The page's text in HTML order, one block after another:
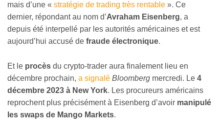
mais d’une « stratégie de trading très rentable ». Ce
dernier, répondant au nom d’Avraham Eisenberg, a
depuis été interpellé par les autorités américaines et est
aujourd’hui accusé de fraude électronique.
Et le procès du crypto-trader aura finalement lieu en
décembre prochain, a signalé Bloomberg mercredi. Le 4
décembre 2023 à New York. Les procureurs américains
reprochent plus précisément à Eisenberg d’avoir manipulé
les swaps de Mango Markets.